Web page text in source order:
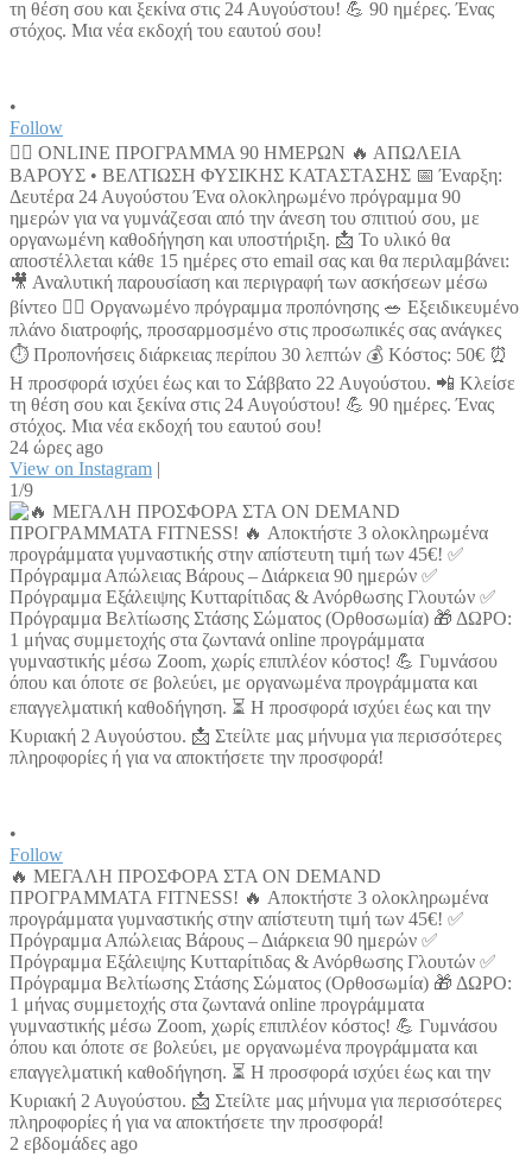
•
Follow
🏋️‍♀️ ONLINE ΠΡΟΓΡΑΜΜΑ 90 ΗΜΕΡΩΝ 🔥 ΑΠΩΛΕΙΑ
ΒΑΡΟΥΣ • ΒΕΛΤΙΩΣΗ ΦΥΣΙΚΗΣ ΚΑΤΑΣΤΑΣΗΣ 📅 Έναρξη:
Δευτέρα 24 Αυγούστου Ένα ολοκληρωμένο πρόγραμμα 90
ημερών για να γυμνάζεσαι από την άνεση του σπιτιού σου, με
οργανωμένη καθοδήγηση και υποστήριξη. 📩 Το υλικό θα
αποστέλλεται κάθε 15 ημέρες στο email σας και θα περιλαμβάνει:
🎥 Αναλυτική παρουσίαση και περιγραφή των ασκήσεων μέσω
βίντεο 🏋️‍♀️ Οργανωμένο πρόγραμμα προπόνησης 🥗 Εξειδικευμένο
πλάνο διατροφής, προσαρμοσμένο στις προσωπικές σας ανάγκες
⏱️ Προπονήσεις διάρκειας περίπου 30 λεπτών 💰 Κόστος: 50€ ⏰
Η προσφορά ισχύει έως και το Σάββατο 22 Αυγούστου. 📲 Κλείσε
τη θέση σου και ξεκίνα στις 24 Αυγούστου! 💪 90 ημέρες. Ένας
στόχος. Μια νέα εκδοχή του εαυτού σου!
24 ώρες ago
View on Instagram |
1/9
•
Follow
🔥 ΜΕΓΑΛΗ ΠΡΟΣΦΟΡΑ ΣΤΑ ON DEMAND
ΠΡΟΓΡΑΜΜΑΤΑ FITNESS! 🔥 Αποκτήστε 3 ολοκληρωμένα
προγράμματα γυμναστικής στην απίστευτη τιμή των 45€! ✅
Πρόγραμμα Απώλειας Βάρους – Διάρκεια 90 ημερών ✅
Πρόγραμμα Εξάλειψης Κυτταρίτιδας & Ανόρθωσης Γλουτών ✅
Πρόγραμμα Βελτίωσης Στάσης Σώματος (Ορθοσωμία) 🎁 ΔΩΡΟ:
1 μήνας συμμετοχής στα ζωντανά online προγράμματα
γυμναστικής μέσω Zoom, χωρίς επιπλέον κόστος! 💪 Γυμνάσου
όπου και όποτε σε βολεύει, με οργανωμένα προγράμματα και
επαγγελματική καθοδήγηση. ⏳ Η προσφορά ισχύει έως και την
Κυριακή 2 Αυγούστου. 📩 Στείλτε μας μήνυμα για περισσότερες
πληροφορίες ή για να αποκτήσετε την προσφορά!
2 εβδομάδες ago